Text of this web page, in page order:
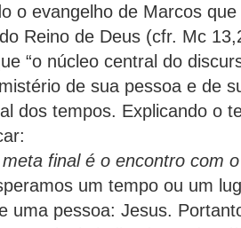
o evangelho de Marcos
Reino de Deus (cfr. Mc
“o núcleo central do
de sua pessoa e de
dos tempos. Explicando o
final é o encontro com
um tempo ou um
uma pessoa: Jesus.